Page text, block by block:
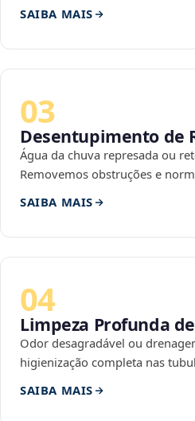
SAIBA MAIS
03
Desentupimento de
Água da chuva represada ou
Removemos obstruções e
SAIBA MAIS
04
Limpeza Profunda
Odor desagradável ou
higienização completa nas
SAIBA MAIS